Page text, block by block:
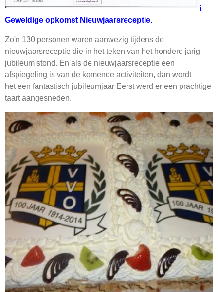
i
Geweldige opkomst Nieuwjaarsreceptie.
Zo'n 130 personen waren aanwezig tijdens de
nieuwjaarsreceptie die in het teken van het honderd jarig
jubileum stond. En als de nieuwjaarsreceptie een
afspiegeling is van de komende activiteiten, dan wordt
het een fantastisch jubileumjaar Eerst werd er een prachtige
taart aangesneden.